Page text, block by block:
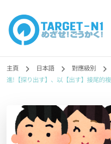
目標!!日
N1合格
勉強コンテンツも追加予定!!】
主頁 日本語 對應級別
進!【探り出す】、以【出す】接尾的